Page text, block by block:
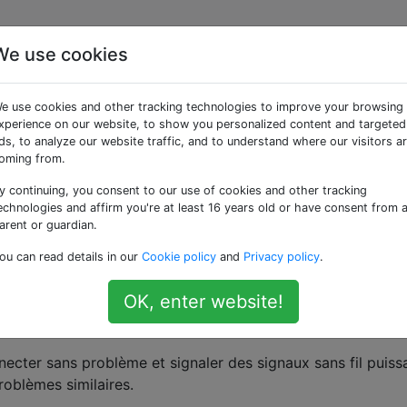
Wi-Fi
une connexion Wi-Fi, d'abord à la maison et
un certain temps, je remarquerai que mon téléphone
Fi, je verrai un signal fort de mon routeur. Lorsque
souvent le message "Impossible de se connecter au
une place spéciale en enfer pour ceux qui écrivent des
aucune indication sur la nature du problème.) D'autres
est signalé comme faible et tombe rapidement.
sans problème et signaler des signaux sans fil
similaires.
use cookies
use cookies and other tracking technologies to improve your browsing
on our website, to show you personalized content and targeted
to analyze our website traffic, and to understand where our visitors
from.
continuing, you consent to our use of cookies and other tracking
and affirm you're at least 16 years old or have consent from a
or guardian.
can read details in our Cookie policy and Privacy policy.
OK, enter website!